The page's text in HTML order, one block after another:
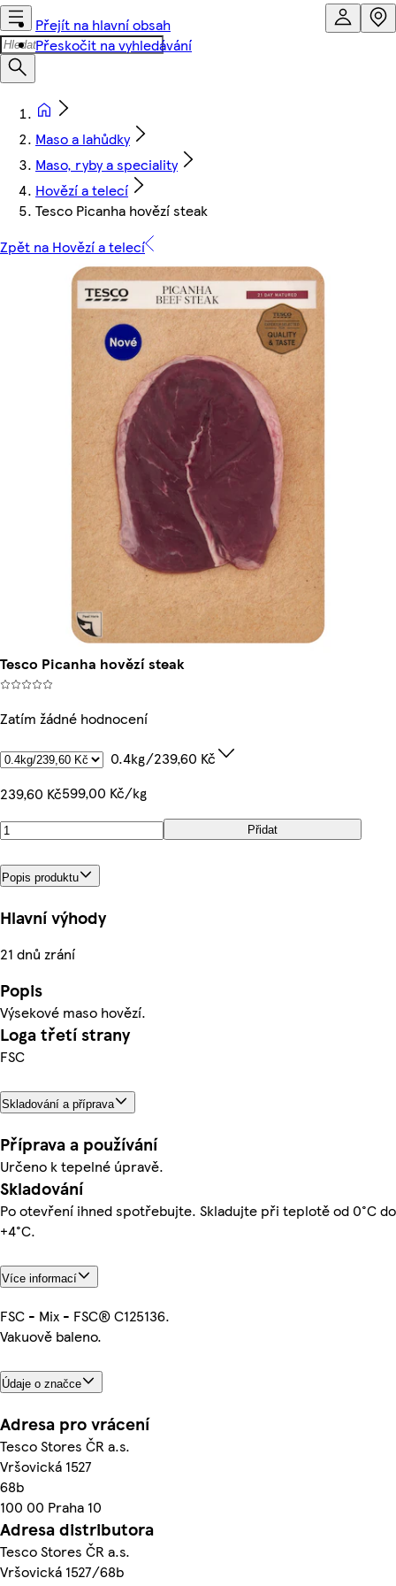
Přejít na hlavní obsah
Přeskočit na vyhledávání
Maso a lahůdky
Maso, ryby a speciality
Hovězí a telecí
Tesco Picanha hovězí steak
Zpět na Hovězí a telecí
Tesco Picanha hovězí steak
Zatím žádné hodnocení
0.4kg/239,60 Kč
239,60 Kč599,00 Kč/kg
Přidat
Popis produktu
Hlavní výhody
21 dnů zrání
Popis
Výsekové maso hovězí.
Loga třetí strany
FSC
Skladování a příprava
Příprava a používání
Určeno k tepelné úpravě.
Skladování
Po otevření ihned spotřebujte. Skladujte při teplotě od 0°C do
+4°C.
Více informací
FSC - Mix - FSC® C125136.
Vakuově baleno.
Údaje o značce
Adresa pro vrácení
Tesco Stores ČR a.s.
Vršovická 1527
68b
100 00 Praha 10
Adresa distributora
Tesco Stores ČR a.s.
Vršovická 1527/68b